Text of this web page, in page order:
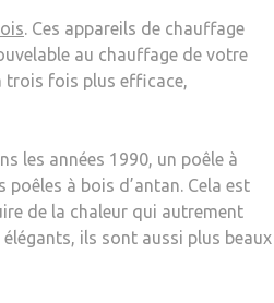
. Ces appareils de chauffage
au chauffage de votre
trois fois plus efficace,
les années 1990, un poêle à
à bois d’antan. Cela est
de la chaleur qui autrement
ils sont aussi plus beaux